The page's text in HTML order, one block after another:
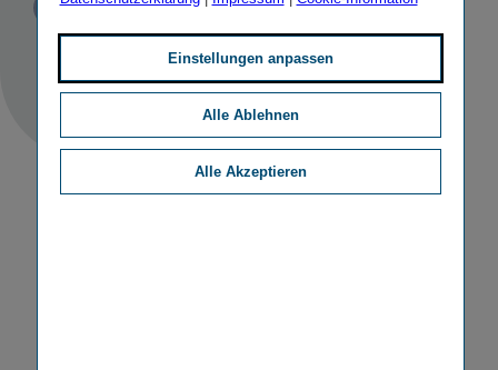
PR Veröffentlicht
03.05.2013 STICHWORTE
SONSTIGE
Einstellungen anpassen
Alle Ablehnen
Alle Akzeptieren